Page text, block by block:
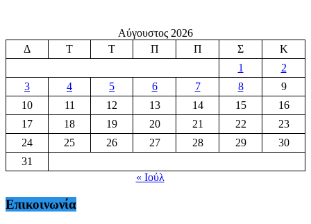
Αύγουστος 2026
Δ
Τ Τ Π Π Σ
Κ
1
2
3
4 5 6 7 8
9
10
11 12 13 14 15
16
17
18 19 20 21 22
23
24
25 26 27 28 29
30
31
« Ιούλ
Επικοινωνία